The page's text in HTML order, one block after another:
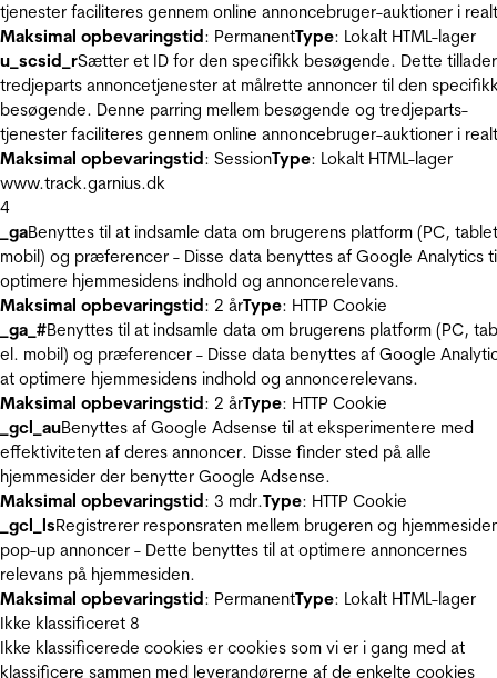
tjenester faciliteres gennem online annoncebruger-auktioner i
Maksimal opbevaringstid: PermanentType: Lokalt HTML-lager
u_scsid_rSætter et ID for den specifikk besøgende. Dette tillader
tredjeparts annoncetjenester at målrette annoncer til den
besøgende. Denne parring mellem besøgende og tredjeparts-
tjenester faciliteres gennem online annoncebruger-auktioner i
Maksimal opbevaringstid: SessionType: Lokalt HTML-lager
www.track.garnius.dk
4
_gaBenyttes til at indsamle data om brugerens platform (PC,
mobil) og præferencer - Disse data benyttes af Google Analytics
optimere hjemmesidens indhold og annoncerelevans.
Maksimal opbevaringstid: 2 årType: HTTP Cookie
_ga_#Benyttes til at indsamle data om brugerens platform (PC,
el. mobil) og præferencer - Disse data benyttes af Google
at optimere hjemmesidens indhold og annoncerelevans.
Maksimal opbevaringstid: 2 årType: HTTP Cookie
_gcl_auBenyttes af Google Adsense til at eksperimentere med
effektiviteten af deres annoncer. Disse finder sted på alle
hjemmesider der benytter Google Adsense.
Maksimal opbevaringstid: 3 mdr.Type: HTTP Cookie
_gcl_lsRegistrerer responsraten mellem brugeren og
pop-up annoncer - Dette benyttes til at optimere annoncernes
relevans på hjemmesiden.
Maksimal opbevaringstid: PermanentType: Lokalt HTML-lager
Ikke klassificeret 8
Ikke klassificerede cookies er cookies som vi er i gang med at
klassificere sammen med leverandørerne af de enkelte cookies